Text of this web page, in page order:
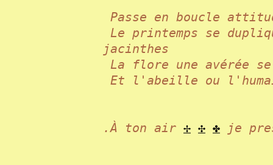
Passe en boucle
Le printemps se
jacinthes
La flore une avérée
Et l'abeille ou
.À ton air ✢ ✣ ✤ je